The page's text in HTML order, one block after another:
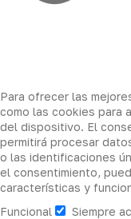
Para ofrecer las
como las cookies para
del dispositivo. El
permitirá procesar
o las identificaciones
el consentimiento,
características y
Funcional
Siempre